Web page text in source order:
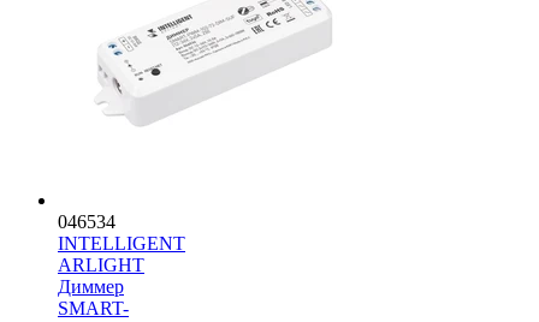
046534
INTELLIGENT
ARLIGHT
Диммер
SMART-